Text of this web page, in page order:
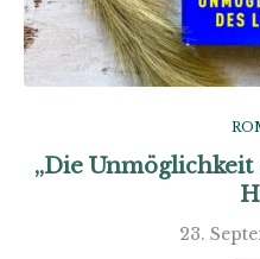
„Die Unmöglichkeit
23.